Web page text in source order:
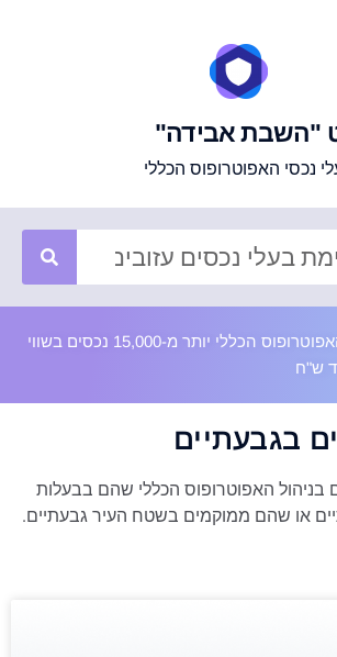
"השבת אבידה"
נכסי האפוטרופוס הכללי
נכון ל-2024 מנהל האפוטרופוס הכללי יותר מ-15,000 נכסים בשווי
בגבעתיים
בניהול האפוטרופוס הכללי שהם בבעלות
או שהם ממוקמים בשטח העיר גבעתיים.